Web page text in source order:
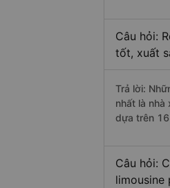
Câu hỏi:
tốt, xuất
Trả lời:
nhất là
dựa trên
Câu hỏi:
limousine